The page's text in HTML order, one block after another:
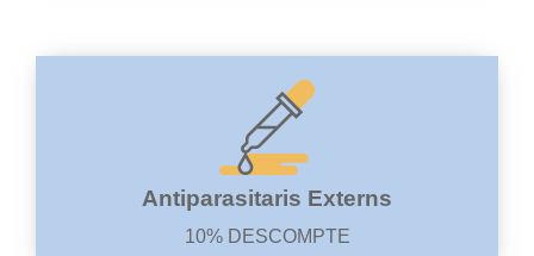
Antiparasitaris Externs
10% DESCOMPTE